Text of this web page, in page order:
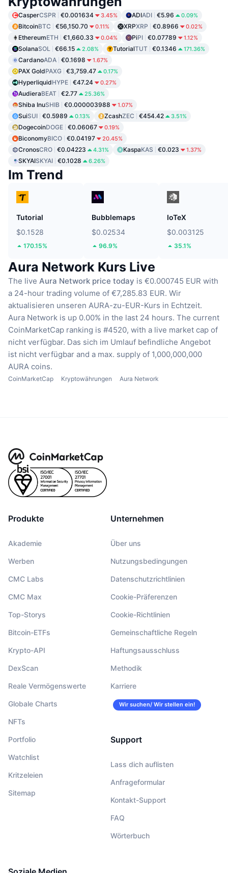
CasperCSPR €0.001634 3.45% ADIADI €5.96 0.09%
BitcoinBTC €56,150.70 0.11% XRPXRP €0.8966 0.02%
EthereumETH €1,660.33 0.04% PiPI €0.07789 1.12%
SolanaSOL €66.15 2.08% TutorialTUT €0.1346 171.36%
CardanoADA €0.1698 1.67%
PAX GoldPAXG €3,759.47 0.17%
HyperliquidHYPE €47.24 0.27%
AudieraBEAT €2.77 25.36%
Shiba InuSHIB €0.000003988 1.07%
SuiSUI €0.5989 0.13% ZcashZEC €454.42 3.51%
DogecoinDOGE €0.06067 0.19%
BiconomyBICO €0.04197 20.45%
CronosCRO €0.04223 4.31% KaspaKAS €0.023 1.37%
SKYAISKYAI €0.1028 6.26%
Im Trend
Tutorial
$0.1528
170.15%
Bubblemaps
$0.02534
96.9%
IoTeX
$0.003125
35.1%
Aura Network Kurs Live
The live Aura Network price today is €0.000745 EUR with
a 24-hour trading volume of €7,285.83 EUR. Wir
aktualisieren unseren AURA-zu-EUR-Kurs in Echtzeit.
Aura Network is up 0.00% in the last 24 hours. The current
CoinMarketCap ranking is #4520, with a live market cap of
nicht verfügbar. Das sich im Umlauf befindliche Angebot
ist nicht verfügbar and a max. supply of 1,000,000,000
AURA coins.
CoinMarketCap Kryptowährungen Aura Network
Produkte
Akademie
Werben
CMC Labs
CMC Max
Top-Storys
Bitcoin-ETFs
Krypto-API
DexScan
Reale Vermögenswerte
Globale Charts
NFTs
Portfolio
Watchlist
Kritzeleien
Sitemap
Unternehmen
Über uns
Nutzungsbedingungen
Datenschutzrichtlinien
Cookie-Präferenzen
Cookie-Richtlinien
Gemeinschaftliche Regeln
Haftungsausschluss
Methodik
Karriere
Wir suchen/ Wir stellen ein!
Support
Lass dich auflisten
Anfrageformular
Kontakt-Support
FAQ
Wörterbuch